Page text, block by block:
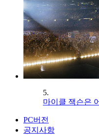
5.
마이클 잭슨은
PC버전
공지사항